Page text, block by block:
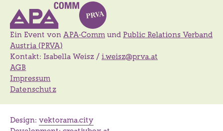
Ein Event von APA-Comm und Public Relations Verband
Austria (PRVA)
Kontakt: Isabella Weisz / i.weisz@prva.at
AGB
Impressum
Datenschutz
Design: vektorama.city